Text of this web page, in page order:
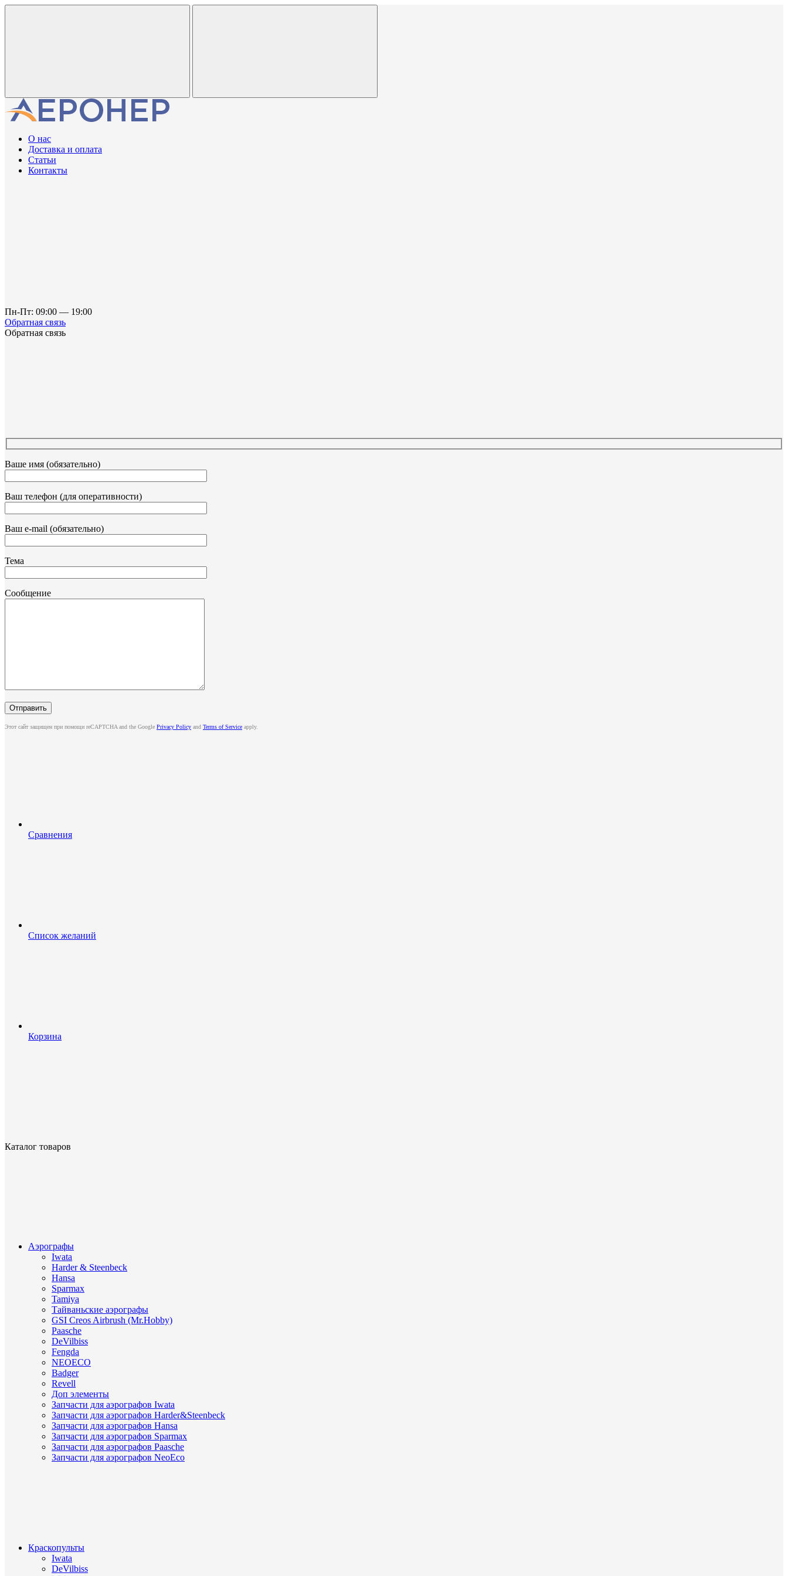
О нас
Доставка и оплата
Статьи
Контакты
Пн-Пт: 09:00 — 19:00
Обратная связь
Обратная связь
Ваше имя (обязательно)
Ваш телефон (для оперативности)
Ваш e-mail (обязательно)
Тема
Сообщение
Этот сайт защищен при помощи reCAPTCHA and the Google Privacy Policy and Terms of Service apply.
Сравнения
Список желаний
Корзина
Каталог товаров
Аэрографы
Iwata
Harder & Steenbeck
Hansa
Sparmax
Tamiya
Тайваньские аэрографы
GSI Creos Airbrush (Mr.Hobby)
Paasche
DeVilbiss
Fengda
NEOECO
Badger
Revell
Доп элементы
Запчасти для аэрографов Iwata
Запчасти для аэрографов Harder&Steenbeck
Запчасти для аэрографов Hansa
Запчасти для аэрографов Sparmax
Запчасти для аэрографов Paasche
Запчасти для аэрографов NeoEco
Краскопульты
Iwata
DeVilbiss